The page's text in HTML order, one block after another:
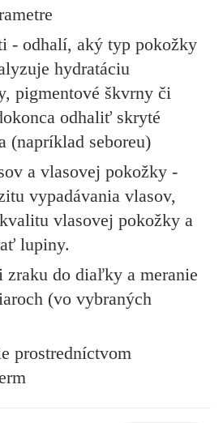
- odhalí, aký typ pokožky
hydratáciu
pigmentové škvrny či
odhaliť skryté
(napríklad seboreu)
a vlasovej pokožky -
vypadávania vlasov,
vlasovej pokožky a
lupiny.
zraku do diaľky a meranie
(vo vybraných
prostredníctvom